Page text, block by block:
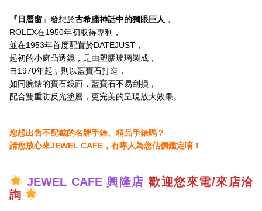
『日曆窗』發想於古希臘神話中的獨眼巨人 ，
ROLEX在1950年初取得專利，
並在1953年首度配置於DATEJUST，
起初的小窗凸透鏡，是由塑膠玻璃製成，
自1970年起，則以藍寶石打造，
如同腕錶的寶石鏡面，藍寶石不易刮損，
配合雙重防反光塗層，更完美的呈現放大效果。
您想出售不配戴的名牌手錶、精品手錶嗎？
請您放心來JEWEL CAFE，有專人為您估價鑑定唷！
JEWEL CAFE 興隆店 歡迎您來電/來店洽
詢